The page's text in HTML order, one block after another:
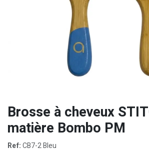
Brosse à cheveux
matière Bombo PM
Ref:CB7-2 Bleu